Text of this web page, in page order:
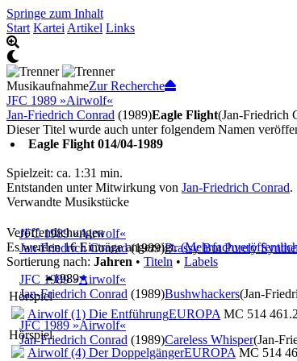
Springe zum Inhalt
Start Kartei Artikel Links
MusikaufnahmeZur Recherche
JFC 1989 »Airwolf«
Jan-Friedrich Conrad (1989)Eagle Flight(Jan-Friedrich
Dieser Titel wurde auch unter folgendem Namen
Eagle Flight 014/04-1989
Spielzeit: ca. 1:31 min.
Entstanden unter Mitwirkung von Jan-Friedrich Conrad.
Verwandte Musikstücke
JFC 1989 »Airwolf«
Jan-Friedrich Conrad(1989)Brassy But Purely
JFC 1989 »Airwolf«
Jan-Friedrich Conrad (1989)Bushwhackers(Jan-
JFC 1989 »Airwolf«
Jan-Friedrich Conrad (1989)Careless Whisper(Jan-
Veröffentlichungen
Es werden 16 Einträge angezeigt.
Sortierung nach: Jahren • Titeln • Labels
1989
Hörspiel
Airwolf (1) Die EntführungEUROPA MC 514
Hörspiel
Airwolf (4) Der DoppelgängerEUROPA MC 514